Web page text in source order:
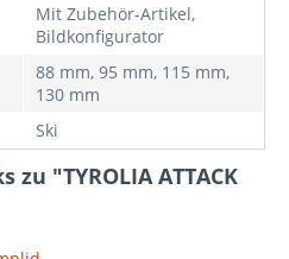
Mit Zubehör-Artikel,
Bildkonfigurator
88 mm, 95 mm, 115 mm,
130 mm
Ski
"TYROLIA ATTACK